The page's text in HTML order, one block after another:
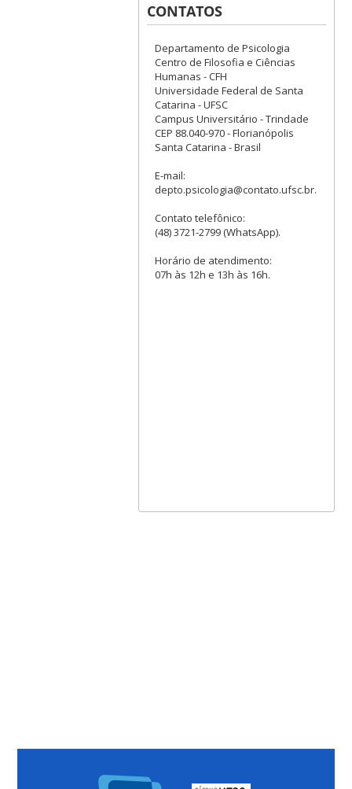
CONTATOS
Departamento de Psicologia
Centro de Filosofia e Ciências
Humanas - CFH
Universidade Federal de Santa
Catarina - UFSC
Campus Universitário - Trindade
CEP 88.040-970 - Florianópolis
Santa Catarina - Brasil
E-mail:
depto.psicologia@contato.ufsc.br.
Contato telefônico:
(48) 3721-2799 (WhatsApp).
Horário de atendimento:
07h às 12h e 13h às 16h.